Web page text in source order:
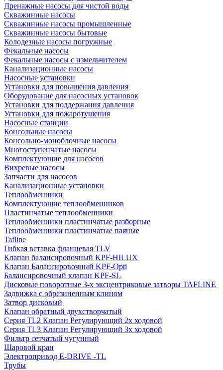
Дренажные насосы для чистой воды
Скважинные насосы
Скважинные насосы промышленные
Скважинные насосы бытовые
Колодезные насосы погружные
Фекальные насосы
Фекальные насосы с измельчителем
Канализационные насосы
Насосные установки
Установки для повышения давления
Оборудование для насосных установок
Установки для поддержания давления
Установки для пожаротушения
Насосные станции
Консольные насосы
Консольно-моноблочные насосы
Многоступенчатые насосы
Комплектующие для насосов
Вихревые насосы
Запчасти для насосов
Канализационные установки
Теплообменники
Комплектующие теплообменников
Пластинчатые теплообменники
Теплообменники пластинчатые разборные
Теплообменники пластинчатые паяные
Tafline
Гибкая вставка фланцевая TLV
Клапан балансировочный KPF-HILUX
Клапан Балансировочный KPF-Opti
Балансировочный клапан KPF-SL
Дисковые поворотные 3-х эксцентриковые затворы TAFLINE
Задвижка с обрезиненным клином
Затвор дисковый
Клапан обратный двухстворчатый
Серия TL2 Клапан Регулирующий 2х ходовой
Серия TL3 Клапан Регулирующий 3х ходовой
Фильтр сетчатый чугунный
Шаровой кран
Электропривод E-DRIVE -TL
Трубы